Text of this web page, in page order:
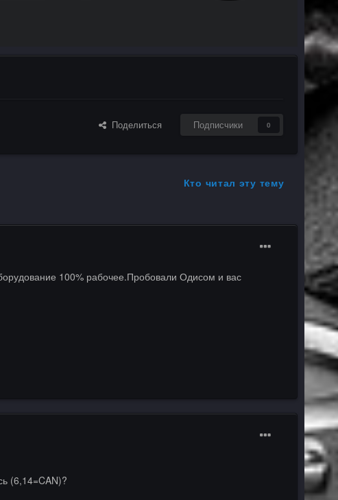
Поделиться Подписчики 0
Кто читал эту тему
100% рабочее.Пробовали Одисом и вас
(6,14=CAN)?